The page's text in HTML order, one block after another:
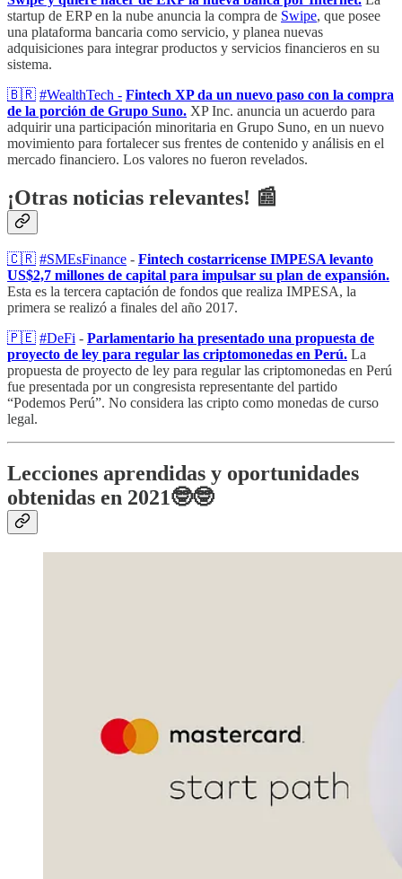
startup de ERP en la nube anuncia la compra de Swipe, que posee
una plataforma bancaria como servicio, y planea nuevas
adquisiciones para integrar productos y servicios financieros en su
sistema.
🇧🇷 #WealthTech - Fintech XP da un nuevo paso con la compra
de la porción de Grupo Suno. XP Inc. anuncia un acuerdo para
adquirir una participación minoritaria en Grupo Suno, en un nuevo
movimiento para fortalecer sus frentes de contenido y análisis en el
mercado financiero. Los valores no fueron revelados.
¡Otras noticias relevantes! 📰
🇨🇷 #SMEsFinance - Fintech costarricense IMPESA levanto
US$2,7 millones de capital para impulsar su plan de expansión.
Esta es la tercera captación de fondos que realiza IMPESA, la
primera se realizó a finales del año 2017.
🇵🇪 #DeFi - Parlamentario ha presentado una propuesta de
proyecto de ley para regular las criptomonedas en Perú. La
propuesta de proyecto de ley para regular las criptomonedas en Perú
fue presentada por un congresista representante del partido
“Podemos Perú”. No considera las cripto como monedas de curso
legal.
Lecciones aprendidas y oportunidades
obtenidas en 2021🤓🤓